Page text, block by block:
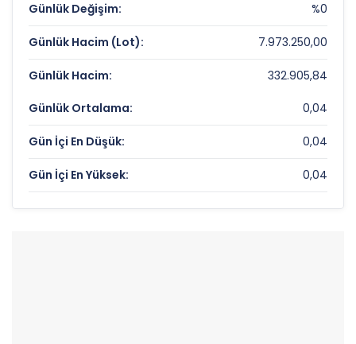
Günlük Değişim: %0
Günlük Hacim (Lot): 7.973.250,00
Günlük Hacim: 332.905,84
Günlük Ortalama: 0,04
Gün İçi En Düşük: 0,04
Gün İçi En Yüksek: 0,04